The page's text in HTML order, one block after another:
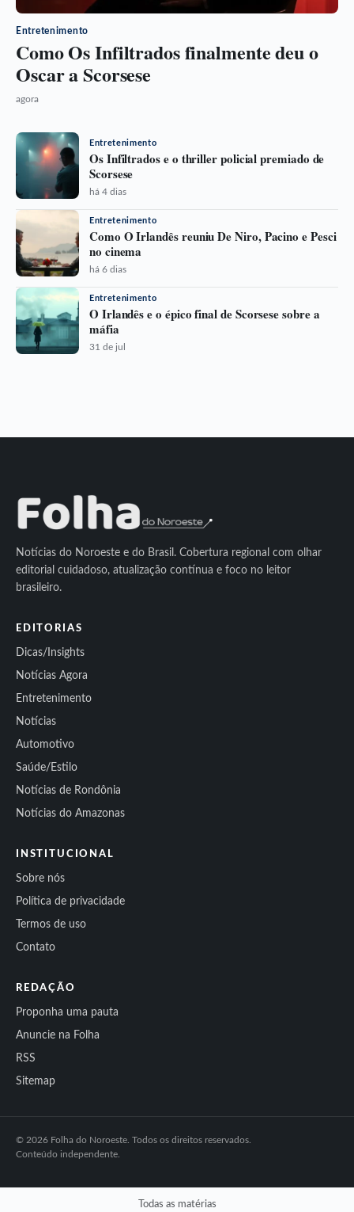
Entretenimento
Como Os Infiltrados finalmente deu o
Oscar a Scorsese
agora
Entretenimento
Os Infiltrados e o thriller policial premiado de
Scorsese
há 4 dias
Entretenimento
Como O Irlandês reuniu De Niro, Pacino e Pesci
no cinema
há 6 dias
Entretenimento
O Irlandês e o épico final de Scorsese sobre a
máfia
31 de jul
Notícias do Noroeste e do Brasil. Cobertura regional com olhar
editorial cuidadoso, atualização contínua e foco no leitor
brasileiro.
EDITORIAS
Dicas/Insights
Notícias Agora
Entretenimento
Notícias
Automotivo
Saúde/Estilo
Notícias de Rondônia
Notícias do Amazonas
INSTITUCIONAL
Sobre nós
Política de privacidade
Termos de uso
Contato
REDAÇÃO
Proponha uma pauta
Anuncie na Folha
RSS
Sitemap
© 2026 Folha do Noroeste. Todos os direitos reservados.
Conteúdo independente.
Todas as matérias